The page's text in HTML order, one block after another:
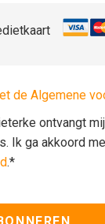
de Algemene
ontvangt
Ik ga akkoord
.*